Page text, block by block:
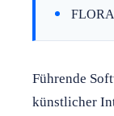
FLORA
Führende
künstlicher